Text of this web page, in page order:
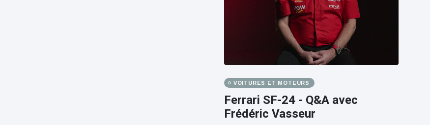
VOITURES ET MOTEURS
Ferrari SF-24 - Q&A avec
Frédéric Vasseur